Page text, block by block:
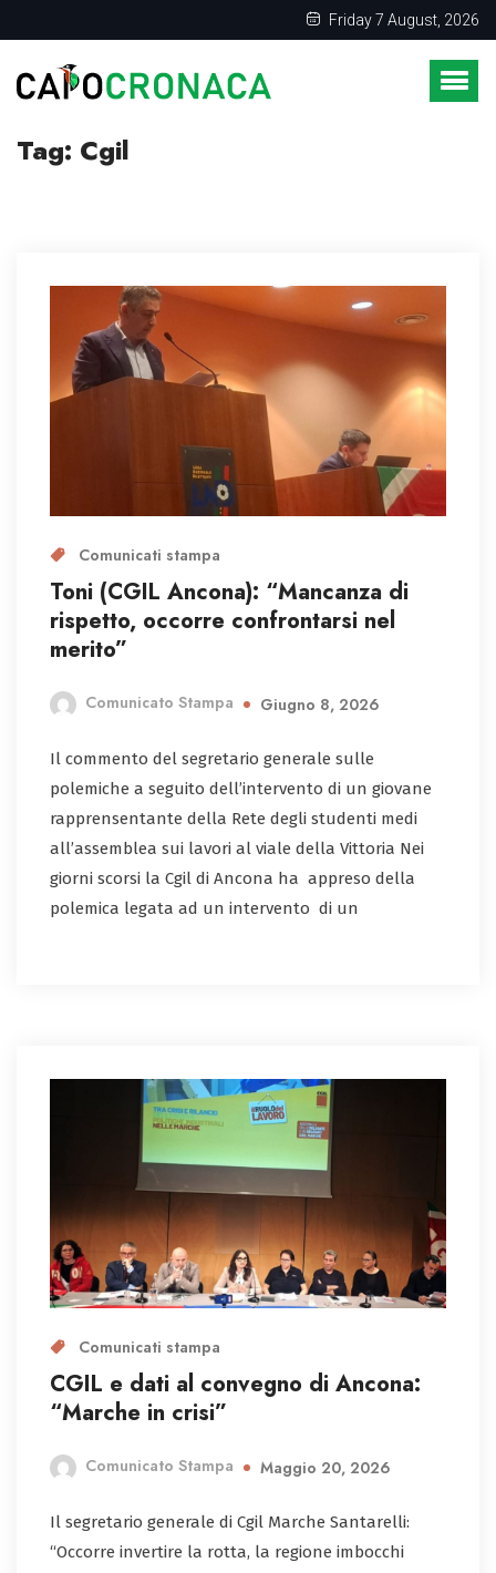
Friday 7 August, 2026
Tag: Cgil
Comunicati stampa
Toni (CGIL Ancona): “Mancanza di
rispetto, occorre confrontarsi nel
merito”
Comunicato Stampa Giugno 8, 2026
Il commento del segretario generale sulle
polemiche a seguito dell’intervento di un giovane
rapprensentante della Rete degli studenti medi
all’assemblea sui lavori al viale della Vittoria Nei
giorni scorsi la Cgil di Ancona ha appreso della
polemica legata ad un intervento di un
Comunicati stampa
CGIL e dati al convegno di Ancona:
“Marche in crisi”
Comunicato Stampa Maggio 20, 2026
Il segretario generale di Cgil Marche Santarelli:
“Occorre invertire la rotta, la regione imbocchi